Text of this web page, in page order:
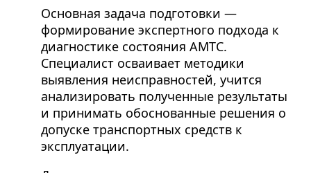
Основная задача подготовки —
формирование экспертного подхода к
диагностике состояния АМТС.
Специалист осваивает методики
выявления неисправностей, учится
анализировать полученные результаты
и принимать обоснованные решения о
допуске транспортных средств к
эксплуатации.